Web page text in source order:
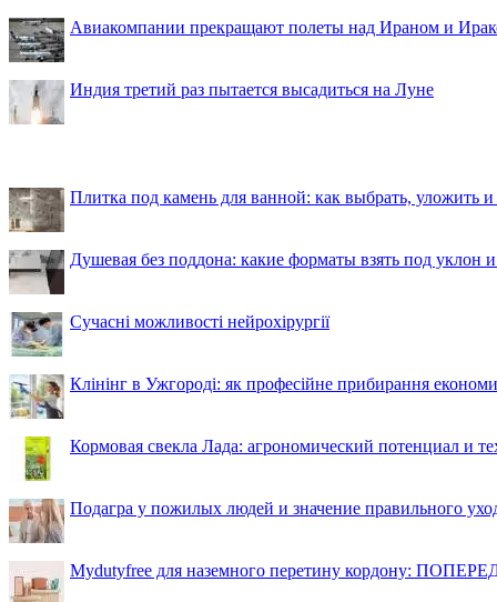
Авиакомпании прекращают полеты над Ираном и
Индия третий раз пытается высадиться на Луне
Плитка под камень для ванной: как выбрать, уложить
Душевая без поддона: какие форматы взять под уклон
Сучасні можливості нейрохірургії
Клінінг в Ужгороді: як професійне прибирання
Кормовая свекла Лада: агрономический потенциал и
Подагра у пожилых людей и значение правильного
Mydutyfree для наземного перетину кордону: